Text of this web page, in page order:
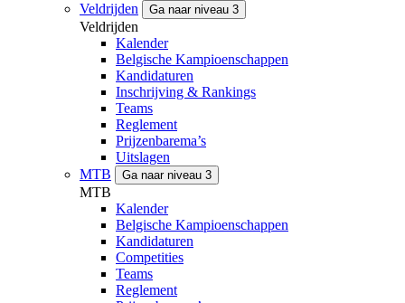
Veldrijden
Ga naar niveau 3
Veldrijden
Kalender
Belgische Kampioenschappen
Kandidaturen
Inschrijving & Rankings
Teams
Reglement
Prijzenbarema’s
Uitslagen
MTB
Ga naar niveau 3
MTB
Kalender
Belgische Kampioenschappen
Kandidaturen
Competities
Teams
Reglement